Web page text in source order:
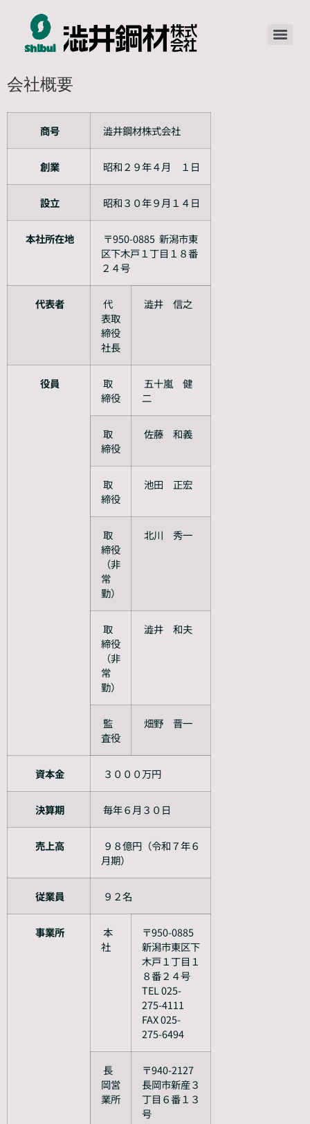
会社概要
商号 澁井鋼材株式会社
創業 昭和２９年４月 １日
設立 昭和３０年９月１４日
本社所在地
〒950-0885 新潟市東
区下木戸１丁目１８番
２４号
代表者
代
表取
締役
社長
澁井 信之
役員
取
締役
五十嵐 健
二
取
締役
佐藤 和義
取
締役
池田 正宏
取
締役
（非
常
勤）
北川 秀一
取
締役
（非
常
勤）
澁井 和夫
監
査役
畑野 晋一
資本金 ３０００万円
決算期 毎年６月３０日
売上高
９８億円（令和７年６
月期）
従業員 ９２名
事業所
本
社
〒950-0885
新潟市東区下
木戸１丁目１
８番２４号
TEL 025-
275-4111
FAX 025-
275-6494
長
岡営
業所
〒940-2127
長岡市新産３
丁目６番１３
号